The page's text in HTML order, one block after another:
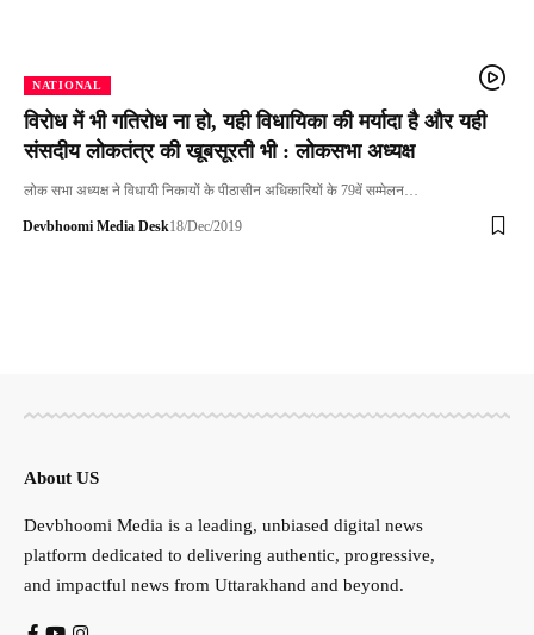
NATIONAL
विरोध में भी गतिरोध ना हो, यही विधायिका की मर्यादा है और यही
संसदीय लोकतंत्र की खूबसूरती भी : लोकसभा अध्यक्ष
लोक सभा अध्यक्ष ने विधायी निकायों के पीठासीन अधिकारियों के 79वें सम्मेलन…
Devbhoomi Media Desk18/Dec/2019
About US
Devbhoomi Media is a leading, unbiased digital news
platform dedicated to delivering authentic, progressive,
and impactful news from Uttarakhand and beyond.